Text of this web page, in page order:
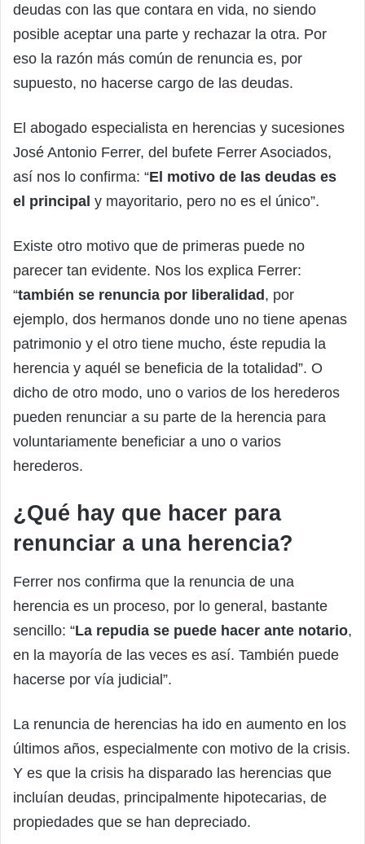
deudas con las que contara en vida, no siendo
posible aceptar una parte y rechazar la otra. Por
eso la razón más común de renuncia es, por
supuesto, no hacerse cargo de las deudas.
El abogado especialista en herencias y sucesiones
José Antonio Ferrer, del bufete Ferrer Asociados,
así nos lo confirma: “El motivo de las deudas es
el principal y mayoritario, pero no es el único”.
Existe otro motivo que de primeras puede no
parecer tan evidente. Nos los explica Ferrer:
“también se renuncia por liberalidad, por
ejemplo, dos hermanos donde uno no tiene apenas
patrimonio y el otro tiene mucho, éste repudia la
herencia y aquél se beneficia de la totalidad”. O
dicho de otro modo, uno o varios de los herederos
pueden renunciar a su parte de la herencia para
voluntariamente beneficiar a uno o varios
herederos.
¿Qué hay que hacer para
renunciar a una herencia?
Ferrer nos confirma que la renuncia de una
herencia es un proceso, por lo general, bastante
sencillo: “La repudia se puede hacer ante notario,
en la mayoría de las veces es así. También puede
hacerse por vía judicial”.
La renuncia de herencias ha ido en aumento en los
últimos años, especialmente con motivo de la crisis.
Y es que la crisis ha disparado las herencias que
incluían deudas, principalmente hipotecarias, de
propiedades que se han depreciado.